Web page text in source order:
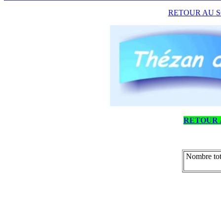
RETOUR AU
RETOUR
Nombre